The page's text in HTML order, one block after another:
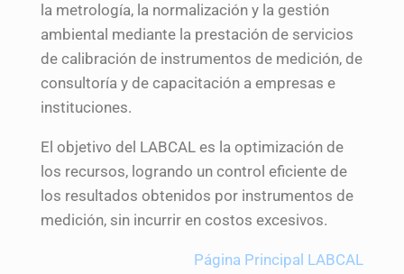
la metrología, la normalización y la gestión
ambiental mediante la prestación de servicios
de calibración de instrumentos de medición, de
consultoría y de capacitación a empresas e
instituciones.
El objetivo del LABCAL es la optimización de
los recursos, logrando un control eficiente de
los resultados obtenidos por instrumentos de
medición, sin incurrir en costos excesivos.
Página Principal LABCAL